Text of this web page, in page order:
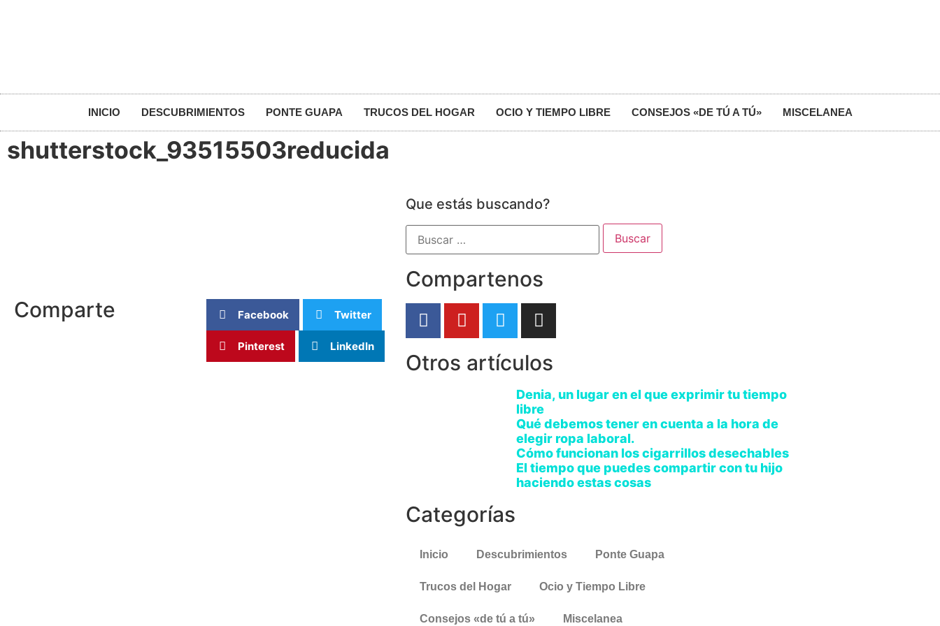
INICIO DESCUBRIMIENTOS PONTE GUAPA TRUCOS DEL HOGAR OCIO Y TIEMPO LIBRE CONSEJOS «DE TÚ A TÚ» MISCELANEA
shutterstock_93515503reducida
Comparte Facebook Twitter
Pinterest LinkedIn
Que estás buscando?
Compartenos
Otros artículos
Denia, un lugar en el que exprimir tu tiempo
libre
Qué debemos tener en cuenta a la hora de
elegir ropa laboral.
Cómo funcionan los cigarrillos desechables
El tiempo que puedes compartir con tu hijo
haciendo estas cosas
Categorías
Inicio Descubrimientos Ponte Guapa
Trucos del Hogar Ocio y Tiempo Libre
Consejos «de tú a tú» Miscelanea